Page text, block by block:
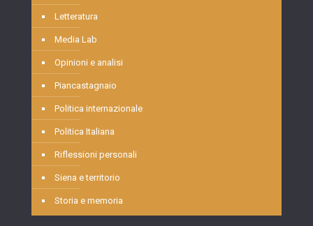
Letteratura
Media Lab
Opinioni e analisi
Piancastagnaio
Politica internazionale
Politica Italiana
Riflessioni personali
Siena e territorio
Storia e memoria